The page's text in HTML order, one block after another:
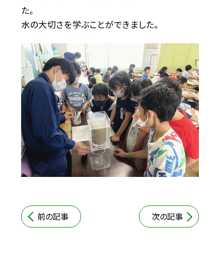
た。
水の大切さを学ぶことができました。
前の記事 次の記事